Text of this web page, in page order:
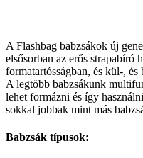
A Flashbag babzsákok új
elsősorban az erős strapabíró
formatartósságban, és kül-,
A legtöbb babzsákunk
lehet formázni és így
sokkal jobbak mint más
Babzsák típusok: